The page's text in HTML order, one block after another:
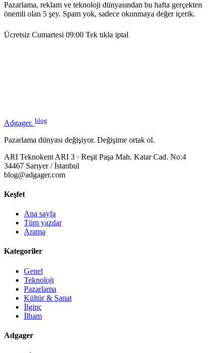
Pazarlama, reklam ve teknoloji dünyasından bu hafta gerçekten
önemli olan 5 şey. Spam yok, sadece okunmaya değer içerik.
Ücretsiz Cumartesi 09:00 Tek tıkla iptal
Adgager. blog
Pazarlama dünyası değişiyor. Değişime ortak ol.
ARI Teknokent ARI 3 · Reşit Paşa Mah. Katar Cad. No:4
34467 Sarıyer / İstanbul
blog@adgager.com
Keşfet
Ana sayfa
Tüm yazılar
Arama
Kategoriler
Genel
Teknoloji
Pazarlama
Kültür & Sanat
İlginç
İlham
Adgager